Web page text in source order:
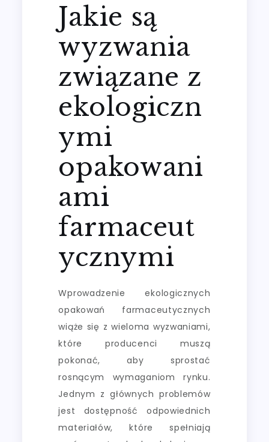
Jakie są
wyzwania
związane z
ekologiczn
ymi
opakowani
ami
farmaceut
ycznymi
Wprowadzenie ekologicznych
opakowań farmaceutycznych
wiąże się z wieloma wyzwaniami,
które producenci muszą
pokonać, aby sprostać
rosnącym wymaganiom rynku.
Jednym z głównych problemów
jest dostępność odpowiednich
materiałów, które spełniają